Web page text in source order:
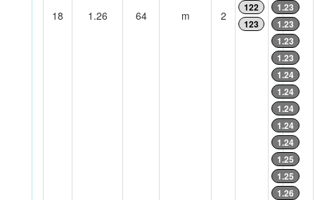
18 1.26 64 m 2
122
123
1.23
1.23
1.23
1.23
1.24
1.24
1.24
1.24
1.24
1.25
1.25
1.26